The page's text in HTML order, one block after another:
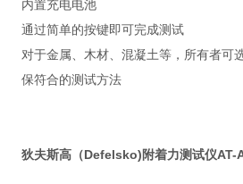
内置充电电池
通过简单的按键即可完成测试
对于金属、木材、混凝土等，所
保符合的测试方法
狄夫斯高（Defelsko)附着力测试仪AT-